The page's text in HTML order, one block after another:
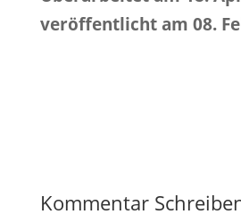
veröffentlicht am 08.
Kommentar